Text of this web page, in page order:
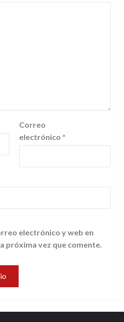
Correo
electrónico *
electrónico y web en
próxima vez que comente.